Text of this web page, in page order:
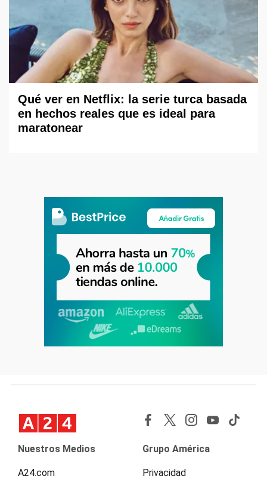
Qué ver en Netflix: la serie turca basada
en hechos reales que es ideal para
maratonear
Nuestros Medios
A24.com
Grupo América
Privacidad